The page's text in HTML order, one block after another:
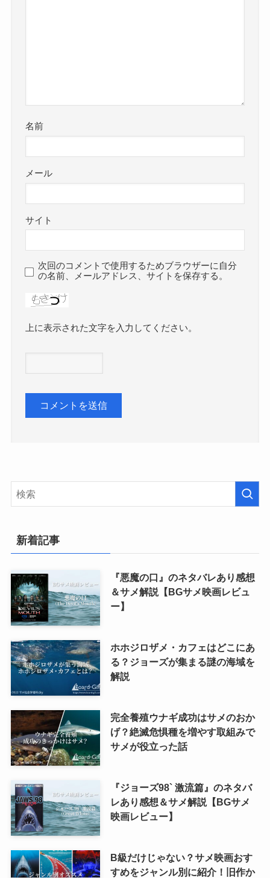
名前
メール
サイト
次回のコメントで使用するためブラウザーに自分
の名前、メールアドレス、サイトを保存する。
上に表示された文字を入力してください。
新着記事
『悪魔の口』のネタバレあり感想
＆サメ解説【BGサメ映画レビュ
ー】
ホホジロザメ・カフェはどこにあ
る？ジョーズが集まる謎の海域を
解説
完全養殖ウナギ成功はサメのおか
げ？絶滅危惧種を増やす取組みで
サメが役立った話
『ジョーズ98` 激流篇』のネタバ
レあり感想＆サメ解説【BGサメ
映画レビュー】
B級だけじゃない？サメ映画おす
すめをジャンル別に紹介！旧作か